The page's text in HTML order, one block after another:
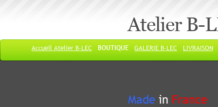
Atelier B-
Accueil Atelier B-LEC BOUTIQUE GALERIE B-LEC LIVRAISON
Made in France